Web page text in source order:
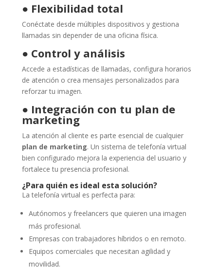
● Flexibilidad total
Conéctate desde múltiples dispositivos y gestiona
llamadas sin depender de una oficina física.
● Control y análisis
Accede a estadísticas de llamadas, configura horarios
de atención o crea mensajes personalizados para
reforzar tu imagen.
● Integración con tu plan de
marketing
La atención al cliente es parte esencial de cualquier
plan de marketing. Un sistema de telefonía virtual
bien configurado mejora la experiencia del usuario y
fortalece tu presencia profesional.
¿Para quién es ideal esta solución?
La telefonía virtual es perfecta para:
Autónomos y freelancers que quieren una imagen
más profesional.
Empresas con trabajadores híbridos o en remoto.
Equipos comerciales que necesitan agilidad y
movilidad.